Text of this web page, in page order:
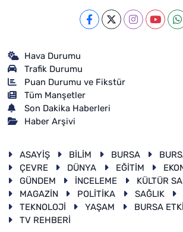
Hava Durumu
Trafik Durumu
Puan Durumu ve Fikstür
Tüm Manşetler
Son Dakika Haberleri
Haber Arşivi
ASAYİŞ BİLİM BURSA
ÇEVRE
DÜNYA EĞİTİM
GÜNDEM
İNCELEME
KÜLTÜR
MAGAZİN
POLİTİKA SAĞLIK
TEKNOLOJİ
YAŞAM
BURSA
TV REHBERİ